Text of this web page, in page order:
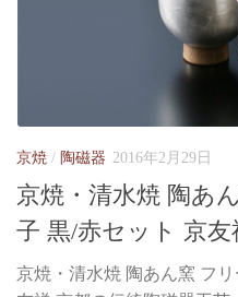
京焼 / 陶磁器 2016年2月29日
京焼・清水焼 陶あ
子 黒/赤セット 京友
京焼・清水焼 陶あん窯 フ